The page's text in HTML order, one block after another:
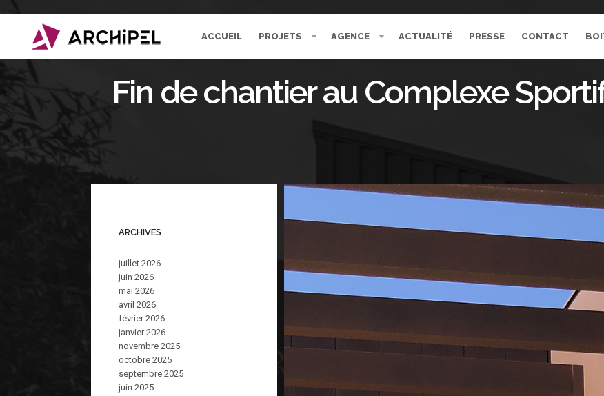
ACCUEIL PROJETS AGENCE ACTUALITÉ PRESSE CONTACT
Fin de chantier au Complexe
ARCHIVES
juillet 2026
juin 2026
mai 2026
avril 2026
février 2026
janvier 2026
novembre 2025
octobre 2025
septembre 2025
juin 2025